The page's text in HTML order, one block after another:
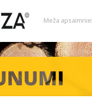
Meža